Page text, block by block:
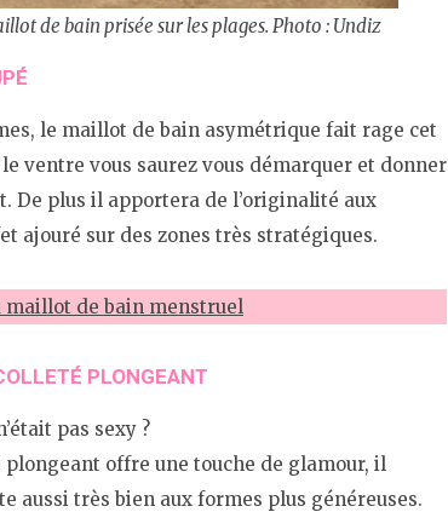
de bain prisée sur les plages. Photo : Undiz
le maillot de bain asymétrique fait rage cet
ventre vous saurez vous démarquer et donner
De plus il apportera de l’originalité aux
ajouré sur des zones très stratégiques.
maillot de bain menstruel
PLONGEANT
pas sexy ?
offre une touche de glamour, il
aussi très bien aux formes plus généreuses.